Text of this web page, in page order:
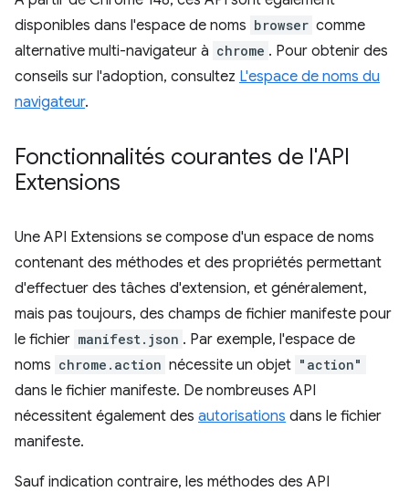
disponibles dans l'espace de noms browser comme
alternative multi-navigateur à chrome . Pour obtenir des
conseils sur l'adoption, consultez L'espace de noms du
navigateur.
Fonctionnalités courantes de l'API
Extensions
Une API Extensions se compose d'un espace de noms
contenant des méthodes et des propriétés permettant
d'effectuer des tâches d'extension, et généralement,
mais pas toujours, des champs de fichier manifeste pour
le fichier manifest.json . Par exemple, l'espace de
noms chrome.action nécessite un objet "action"
dans le fichier manifeste. De nombreuses API
nécessitent également des autorisations dans le fichier
manifeste.
Sauf indication contraire, les méthodes des API